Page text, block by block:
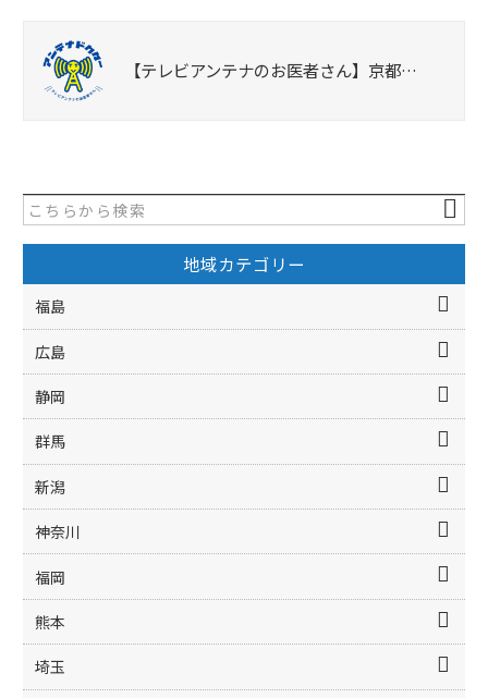
【テレビアンテナのお医者さん】京都…
地域カテゴリー
福島
広島
静岡
群馬
新潟
神奈川
福岡
熊本
埼玉